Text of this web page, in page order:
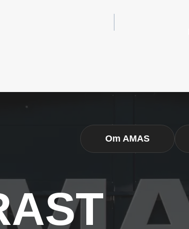
Om AMAS